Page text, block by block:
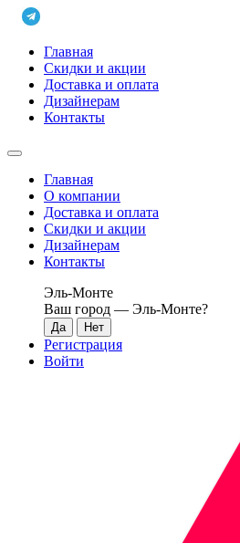
Главная
Скидки и акции
Доставка и оплата
Дизайнерам
Контакты
Главная
О компании
Доставка и оплата
Скидки и акции
Дизайнерам
Контакты
Эль-Монте
Ваш город — Эль-Монте?
Регистрация
Войти